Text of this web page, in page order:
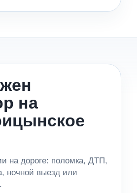
на
на дороге: поломка, ДТП,
ночной выезд или